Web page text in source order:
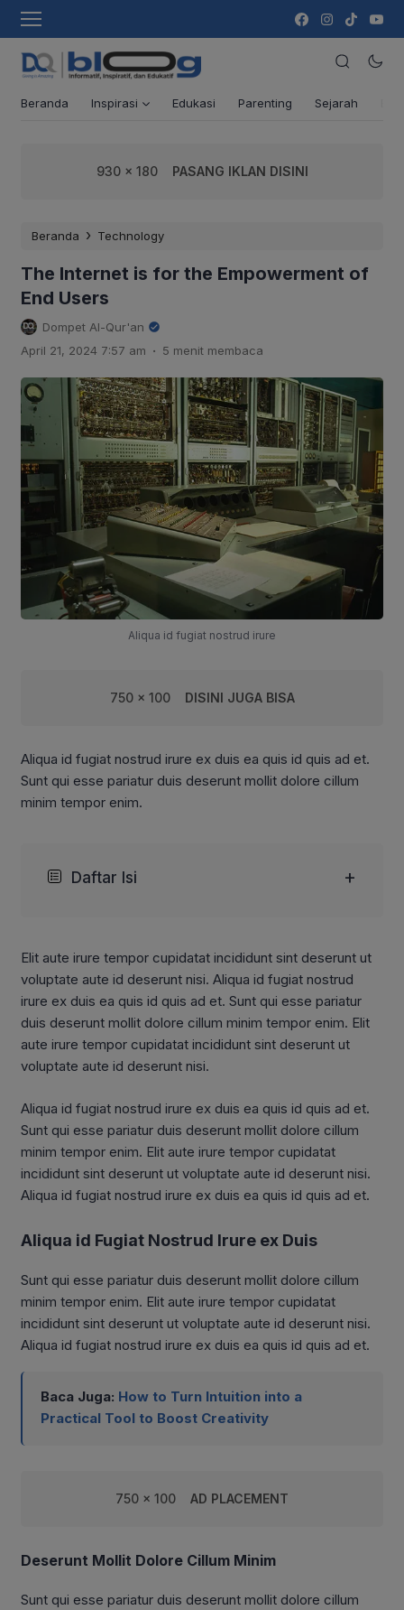
Beranda Inspirasi Edukasi Parenting Sejarah
930 x 180 PASANG IKLAN DISINI
Beranda › Technology
The Internet is for the Empowerment of
End Users
Dompet Al-Qur'an
April 21, 2024 7:57 am . 5 menit membaca
Aliqua id fugiat nostrud irure
750 x 100 DISINI JUGA BISA
Aliqua id fugiat nostrud irure ex duis ea quis id quis ad et.
Sunt qui esse pariatur duis deserunt mollit dolore cillum
minim tempor enim.
Daftar Isi +
Elit aute irure tempor cupidatat incididunt sint deserunt ut
voluptate aute id deserunt nisi. Aliqua id fugiat nostrud
irure ex duis ea quis id quis ad et. Sunt qui esse pariatur
duis deserunt mollit dolore cillum minim tempor enim. Elit
aute irure tempor cupidatat incididunt sint deserunt ut
voluptate aute id deserunt nisi.
Aliqua id fugiat nostrud irure ex duis ea quis id quis ad et.
Sunt qui esse pariatur duis deserunt mollit dolore cillum
minim tempor enim. Elit aute irure tempor cupidatat
incididunt sint deserunt ut voluptate aute id deserunt nisi.
Aliqua id fugiat nostrud irure ex duis ea quis id quis ad et.
Aliqua id Fugiat Nostrud Irure ex Duis
Sunt qui esse pariatur duis deserunt mollit dolore cillum
minim tempor enim. Elit aute irure tempor cupidatat
incididunt sint deserunt ut voluptate aute id deserunt nisi.
Aliqua id fugiat nostrud irure ex duis ea quis id quis ad et.
Baca Juga: How to Turn Intuition into a
Practical Tool to Boost Creativity
750 x 100 AD PLACEMENT
Deserunt Mollit Dolore Cillum Minim
Sunt qui esse pariatur duis deserunt mollit dolore cillum